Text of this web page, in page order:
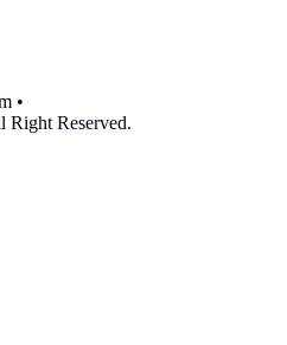
•
Right Reserved.